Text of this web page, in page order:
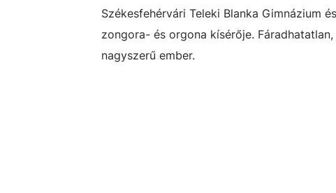
Székesfehérvári Teleki Blanka Gimnázium
zongora- és orgona kísérője.
nagyszerű ember.